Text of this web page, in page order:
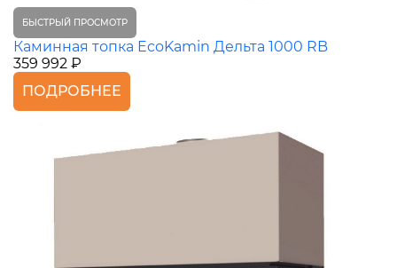
БЫСТРЫЙ ПРОСМОТР
Каминная топка EcoKamin Дельта 1000 RB
359 992 ₽
ПОДРОБНЕЕ